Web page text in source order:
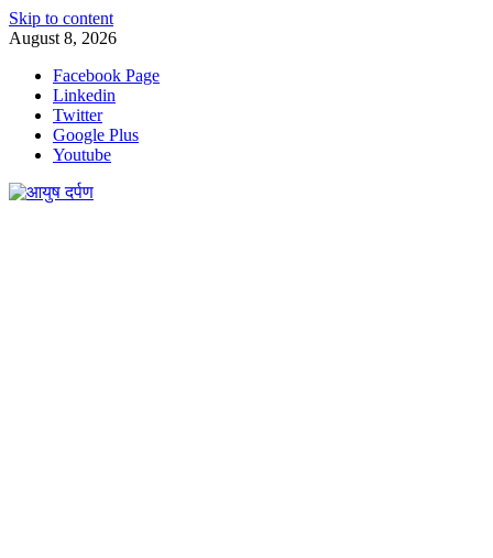
Skip to content
August 8, 2026
Facebook Page
Linkedin
Twitter
Google Plus
Youtube